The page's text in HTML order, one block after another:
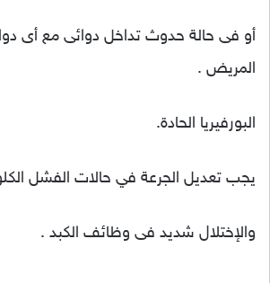
أو فى حالة حدوث تداخل دوائى مع أى
المريض .
البورفيريا الحادة.
يجب تعديل الجرعة في حالات الفشل
والإختلال شديد فى وظائف الكبد .